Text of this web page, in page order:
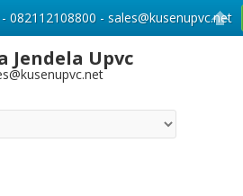
Jendela Upvc
082112108800 - sales@kusenupvc.net